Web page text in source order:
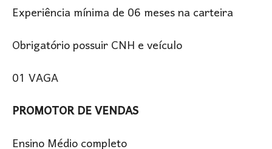
Experiência mínima de 06 meses na carteira
Obrigatório possuir CNH e veículo
01 VAGA
PROMOTOR DE VENDAS